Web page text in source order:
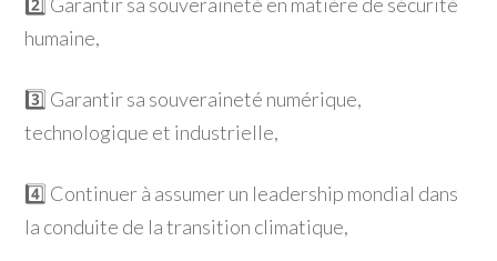
humaine,
3️⃣ Garantir sa souveraineté numérique,
technologique et industrielle,
4️⃣ Continuer à assumer un leadership mondial dans
la conduite de la transition climatique,